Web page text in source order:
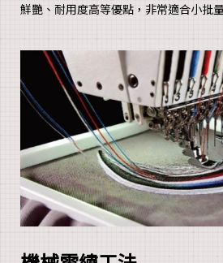
鮮艷、耐用度高等優點，非常適合小批